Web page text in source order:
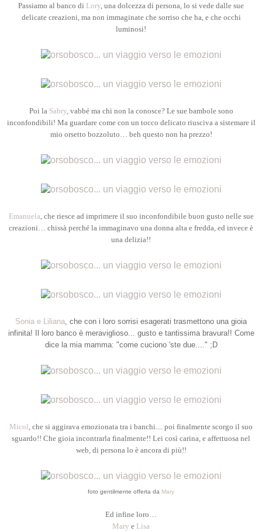
Passiamo al banco di Lory , una dolcezza di persona, lo si vede dalle sue
delicate creazioni, ma non immaginate che sorriso che ha, e che occhi
luminosi!
Poi la Sabry, vabbé ma chi non la conosce? Le sue bambole sono
inconfondibili! Ma guardare come con un tocco delicato riusciva a sistemare il
mio orsetto bozzoluto… beh questo non ha prezzo!
Emanuela , che riesce ad imprimere il suo inconfondibile buon gusto nelle sue
creazioni… chissà perché la immaginavo una donna alta e fredda, ed invece è
una delizia!!
Sonia e Liliana , che con i loro sorrisi esagerati trasmettono una gioia
infinita! Il loro banco è meraviglioso... gusto e tantissima bravura!! Come
dice la mia mamma: "come cuciono 'ste due...." ;D
Micol , che si aggirava emozionata tra i banchi.... poi finalmente scorgo il suo
sguardo!! Che gioia incontrarla finalmente!! Lei così carina, e affettuosa nel
web, di persona lo è ancora di più!!
foto gentilmente offerta da Mary
Ed infine loro…
Mary e Lisa